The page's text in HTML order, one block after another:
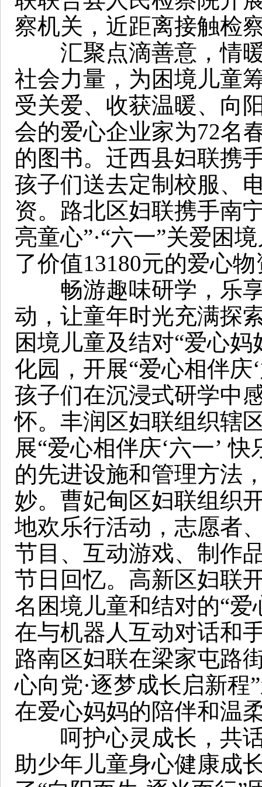
察机关，近距离接触检
汇聚点滴善意，情暖
社会力量，为困境儿童
受关爱、收获温暖、向
会的爱心企业家为72名
的图书。迁西县妇联携
孩子们送去定制校服、
资。路北区妇联携手南
亮童心”·“六一”关爱困
了价值13180元的爱心
畅游趣味研学，乐享
动，让童年时光充满探
困境儿童及结对“爱心
化园，开展“爱心相伴庆
孩子们在沉浸式研学中
怀。丰润区妇联组织辖
展“爱心相伴庆‘六一’
的先进设施和管理方法
妙。曹妃甸区妇联组织
地欢乐行活动，志愿者
节目、互动游戏、制作
节日回忆。高新区妇联
名困境儿童和结对的“
在与机器人互动对话和
路南区妇联在梁家屯路
心向党·逐梦成长启新
在爱心妈妈的陪伴和温
呵护心灵成长，共话
助少年儿童身心健康成